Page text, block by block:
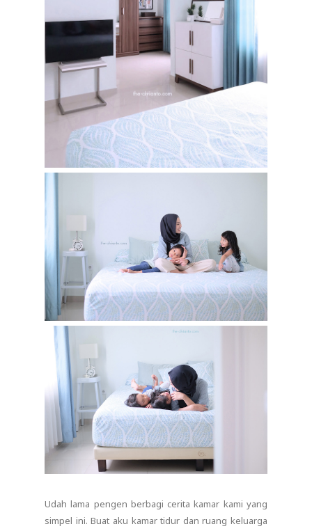
Udah lama pengen berbagi cerita kamar kami yang
simpel ini. Buat aku kamar tidur dan ruang keluarga